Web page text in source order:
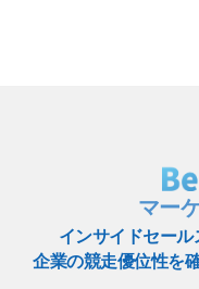
マー
インサイドセール
企業の競走優位性を